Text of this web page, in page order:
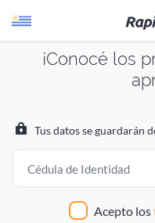
¡Conocé los
Tus datos se guardarán
Cédula de Identidad
Acepto los
Estamos
Estamos
¿Cómo
Evaluamos tu
puedas elegir el